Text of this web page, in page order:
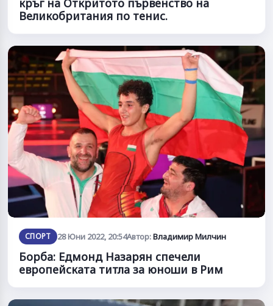
кръг на Откритото първенство на
Великобритания по тенис.
СПОРТ 28 Юни 2022, 20:54Автор:Владимир Милчин
Борба: Едмонд Назарян спечели
европейската титла за юноши в Рим